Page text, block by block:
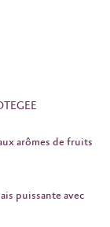
arômes de fruits
puissante avec